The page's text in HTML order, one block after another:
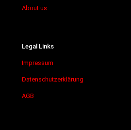
About us
Legal Links
Impressum
Datenschutzerklärung
AGB